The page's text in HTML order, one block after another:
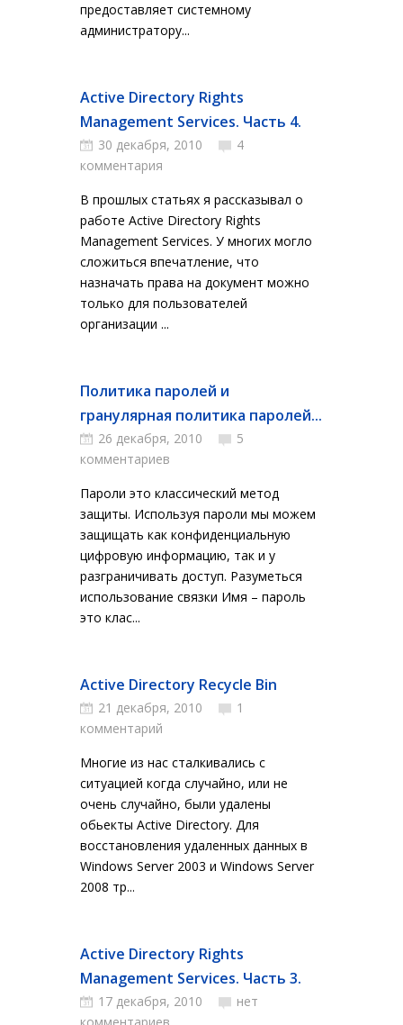
предоставляет системному
администратору...
Active Directory Rights
Management Services. Часть 4.
30 декабря, 2010
4
комментария
В прошлых статьях я рассказывал о
работе Active Directory Rights
Management Services. У многих могло
сложиться впечатление, что
назначать права на документ можно
только для пользователей
организации ...
Политика паролей и
гранулярная политика паролей...
26 декабря, 2010
5
комментариев
Пароли это классический метод
защиты. Используя пароли мы можем
защищать как конфиденциальную
цифровую информацию, так и у
разграничивать доступ. Разуметься
использование связки Имя – пароль
это клас...
Active Directory Recycle Bin
21 декабря, 2010
1
комментарий
Многие из нас сталкивались с
ситуацией когда случайно, или не
очень случайно, были удалены
обьекты Active Directory. Для
восстановления удаленных данных в
Windows Server 2003 и Windows Server
2008 тр...
Active Directory Rights
Management Services. Часть 3.
17 декабря, 2010
нет